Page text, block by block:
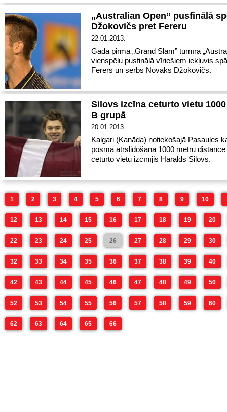
„Australian Open” pusfinālā
Džokovičs pret Fereru
22.01.2013.
Gada pirmā „Grand Slam” turnīra
vienspēļu pusfinālā vīriešiem iekļuvis
Ferers un serbs Novaks Džokovičs.
Silovs izcīna ceturto vietu
B grupā
20.01.2013.
Kalgari (Kanāda) notiekošajā Pasaules
posmā ātrslidošanā 1000 metru
ceturto vietu izcīnījis Haralds Silovs.
1 2 3 4 5 6 7 8 9 10
12 13 14 15 16 17 18 19 20
22 23 24 25 26 27 28 29 30
32 33 34 35 36 37 38 39 40
42 43 44 45 46 47 48 49 50
52 53 54 55 56 57 58 59 60
62 63 64 65 66